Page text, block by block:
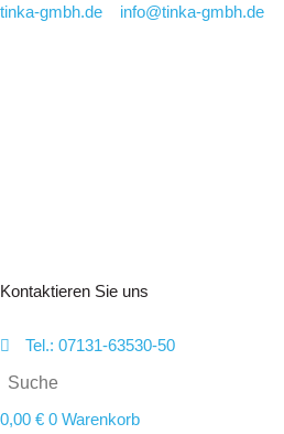
Zum
tinka-gmbh.de info@tinka-gmbh.de
Kontaktieren Sie uns
Tel.: 07131-63530-50
0,00 € 0 Warenkorb